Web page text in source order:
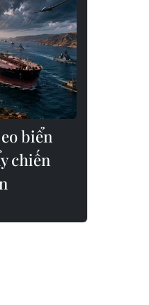
biển
chiến